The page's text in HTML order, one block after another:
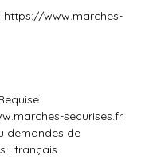
https://www.marches-
securises.fr
demandes de
: français